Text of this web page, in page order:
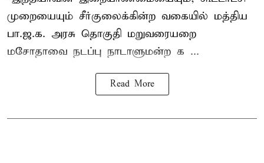
முறையையும் சீர்குலைக்கின்ற வகையில் மத்திய
பா.ஜ.க. அரசு தொகுதி மறுவரையறை
மசோதாவை நடப்பு நாடாளுமன்ற க ...
Read More